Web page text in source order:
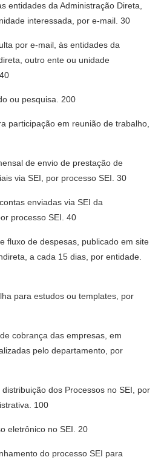
entidades da Administração Direta,
interessada, por e-mail. 30
por e-mail, às entidades da
outro ente ou unidade
ou pesquisa. 200
participação em reunião de trabalho,
de envio de prestação de
via SEI, por processo SEI. 30
enviadas via SEI da
processo SEI. 40
fluxo de despesas, publicado em site
a cada 15 dias, por entidade.
para estudos ou templates, por
cobrança das empresas, em
pelo departamento, por
dos Processos no SEI, por
100
eletrônico no SEI. 20
do processo SEI para